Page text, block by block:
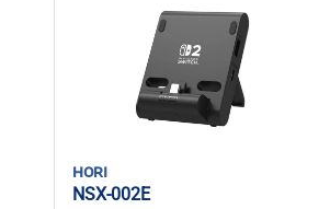
hori
NSX-002E